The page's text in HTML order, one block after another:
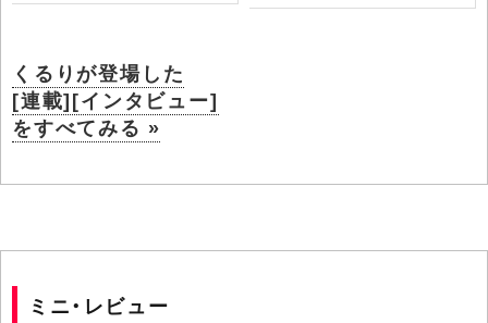
くるりが登場した
[連載][インタビュー]
をすべてみる »
ミニ・レビュー